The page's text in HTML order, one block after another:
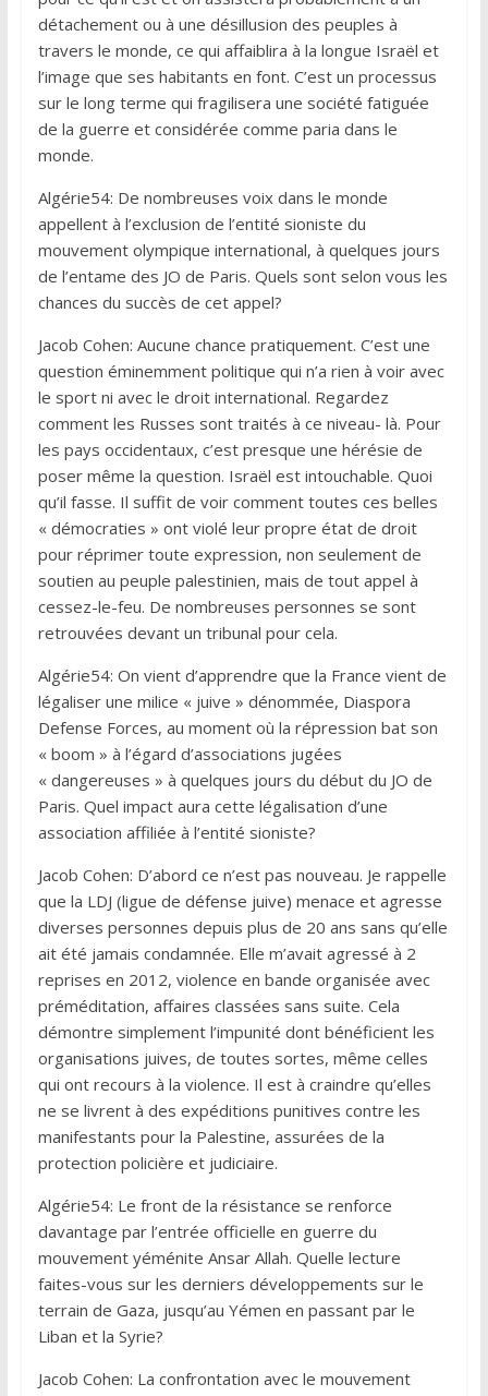
détachement ou à une désillusion des peuples à
travers le monde, ce qui affaiblira à la longue Israël et
l’image que ses habitants en font. C’est un processus
sur le long terme qui fragilisera une société fatiguée
de la guerre et considérée comme paria dans le
monde.
Algérie54: De nombreuses voix dans le monde
appellent à l’exclusion de l’entité sioniste du
mouvement olympique international, à quelques jours
de l’entame des JO de Paris. Quels sont selon vous les
chances du succès de cet appel?
Jacob Cohen: Aucune chance pratiquement. C’est une
question éminemment politique qui n’a rien à voir avec
le sport ni avec le droit international. Regardez
comment les Russes sont traités à ce niveau- là. Pour
les pays occidentaux, c’est presque une hérésie de
poser même la question. Israël est intouchable. Quoi
qu’il fasse. Il suffit de voir comment toutes ces belles
« démocraties » ont violé leur propre état de droit
pour réprimer toute expression, non seulement de
soutien au peuple palestinien, mais de tout appel à
cessez-le-feu. De nombreuses personnes se sont
retrouvées devant un tribunal pour cela.
Algérie54: On vient d’apprendre que la France vient de
légaliser une milice « juive » dénommée, Diaspora
Defense Forces, au moment où la répression bat son
« boom » à l’égard d’associations jugées
« dangereuses » à quelques jours du début du JO de
Paris. Quel impact aura cette légalisation d’une
association affiliée à l’entité sioniste?
Jacob Cohen: D’abord ce n’est pas nouveau. Je rappelle
que la LDJ (ligue de défense juive) menace et agresse
diverses personnes depuis plus de 20 ans sans qu’elle
ait été jamais condamnée. Elle m’avait agressé à 2
reprises en 2012, violence en bande organisée avec
préméditation, affaires classées sans suite. Cela
démontre simplement l’impunité dont bénéficient les
organisations juives, de toutes sortes, même celles
qui ont recours à la violence. Il est à craindre qu’elles
ne se livrent à des expéditions punitives contre les
manifestants pour la Palestine, assurées de la
protection policière et judiciaire.
Algérie54: Le front de la résistance se renforce
davantage par l’entrée officielle en guerre du
mouvement yéménite Ansar Allah. Quelle lecture
faites-vous sur les derniers développements sur le
terrain de Gaza, jusqu’au Yémen en passant par le
Liban et la Syrie?
Jacob Cohen: La confrontation avec le mouvement